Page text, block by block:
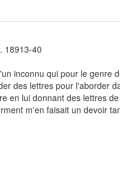
18913-40
inconnu qui pour le genre
des lettres pour l'aborder
en lui donnant des lettres
m'en faisait un devoir